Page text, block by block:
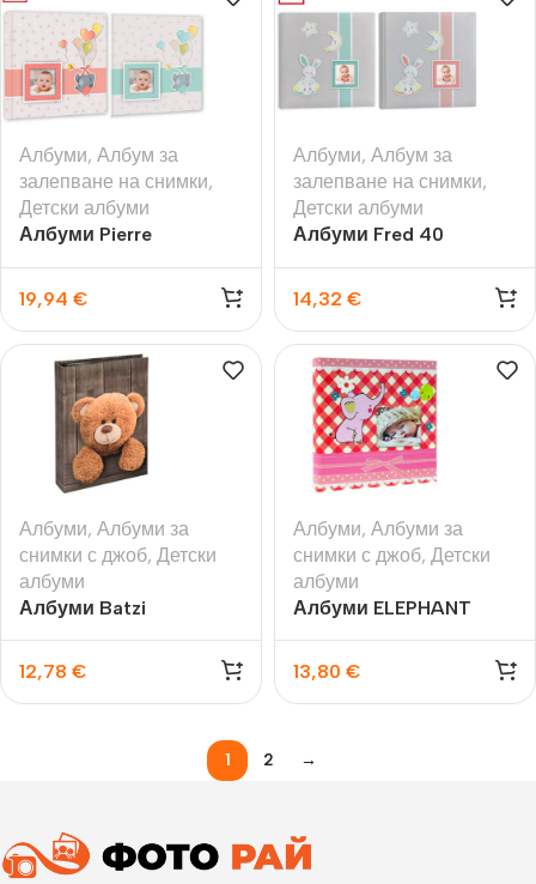
Албуми, Албум за
залепване на снимки,
Детски албуми
Албуми Pierre
19,94 €
Албуми, Албум за
залепване на снимки,
Детски албуми
Албуми Fred 40
залепване на вашите
снимки
14,32 €
Албуми, Албуми за
снимки с джоб, Детски
албуми
Албуми Batzi
12,78 €
Албуми, Албуми за
снимки с джоб, Детски
албуми
Албуми ELEPHANT
13,80 €
1 2 →